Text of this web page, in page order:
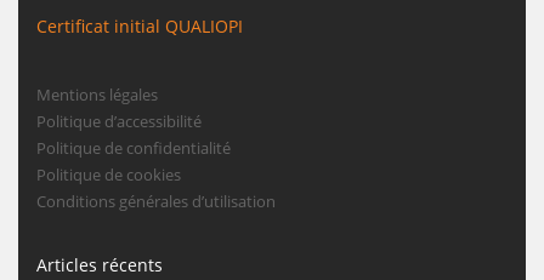
Certificat initial QUALIOPI
Mentions légales
Politique d’accessibilité
Politique de confidentialité
Politique de cookies
Conditions générales d’utilisation
Articles récents